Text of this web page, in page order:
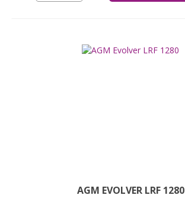
AGM EVOLVER LRF 1280